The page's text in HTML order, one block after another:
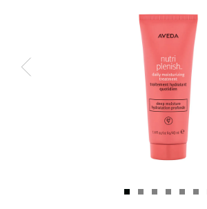
EMPFINDLICHE KOPFHAUT
ALLE KOLLEKTIONEN